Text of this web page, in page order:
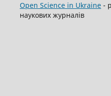
Open Science in Ukraine-
наукових журналів